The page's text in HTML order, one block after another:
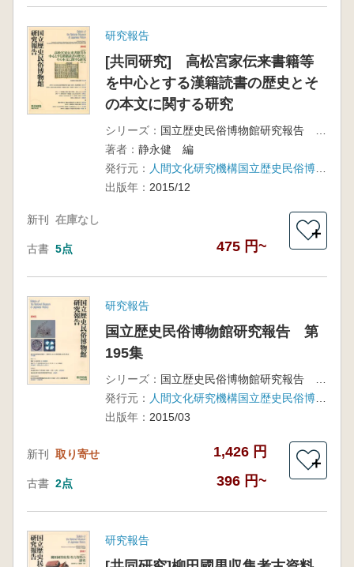
研究報告
[共同研究] 高松宮家伝来書籍等
を中心とする漢籍読書の歴史とそ
の本文に関する研究
シリーズ：
著者： 静永健 編
発行元：
人間文化研究機構国立歴史民俗博物館
出版年： 2015/12
新刊 在庫なし
古書 5点 475 円~
＋
研究報告
国立歴史民俗博物館研究報告 第
195集
シリーズ：
発行元：
人間文化研究機構国立歴史民俗博物館
出版年： 2015/03
新刊 取り寄せ 1,426 円
古書 2点 396 円~
＋
研究報告